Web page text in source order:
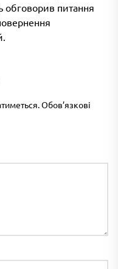
обговорив питання
Обов’язкові